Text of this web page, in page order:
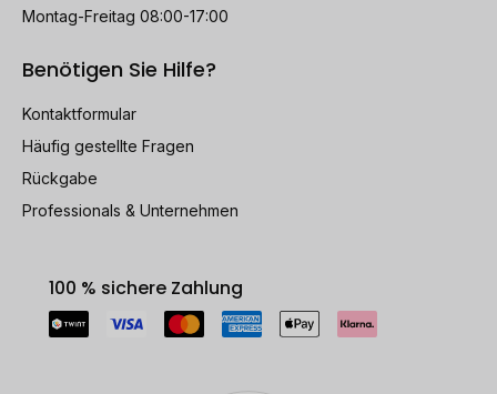
Montag-Freitag 08:00-17:00
Benötigen Sie Hilfe?
Kontaktformular
Häufig gestellte Fragen
Rückgabe
Professionals & Unternehmen
100 % sichere Zahlung